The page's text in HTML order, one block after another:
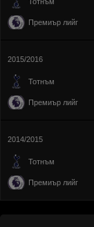
Премиър лийг
2015/2016
Тотнъм
Премиър лийг
2014/2015
Тотнъм
Премиър лийг